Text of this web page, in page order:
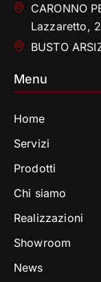
CARONNO
Lazzaretto,
BUSTO
Menu
Home
Servizi
Prodotti
Chi siamo
Realizzazioni
Showroom
News